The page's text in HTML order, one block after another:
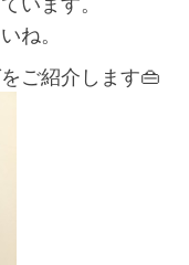
ね。
ご紹介します👜